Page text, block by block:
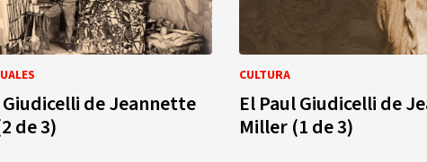
Giudicelli de Jeannette
de 3)
CULTURA
El Paul Giudicelli de
Miller (1 de 3)